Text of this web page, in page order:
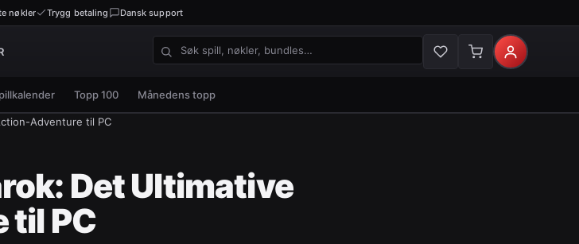
nøkler Trygg betaling Dansk support
Søk spill, nøkler og bundles
Topp 100 Månedens topp
Adventure til PC
Det Ultimative
PC